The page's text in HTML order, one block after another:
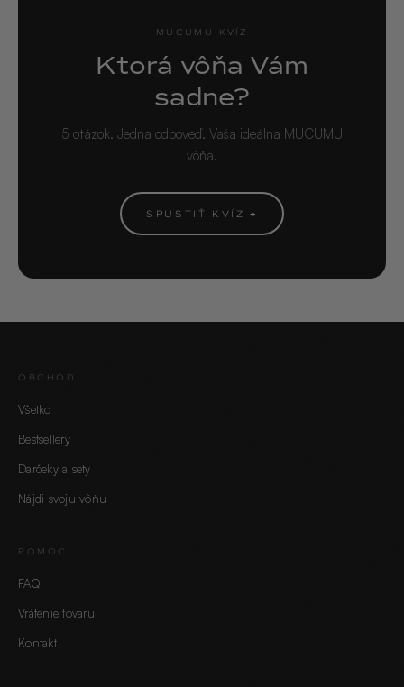
MUCUMU KVÍZ
Ktorá vôňa Vám
sadne?
5 otázok. Jedna odpoveď. Vaša ideálna MUCUMU
vôňa.
SPUSTIŤ KVÍZ →
OBCHOD
Všetko
Bestsellery
Darčeky a sety
Nájdi svoju vôňu
POMOC
FAQ
Vrátenie tovaru
Kontakt